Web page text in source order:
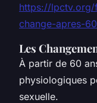
https://
change-apres-
Les
À partir de 60
physiologiques
sexuelle.